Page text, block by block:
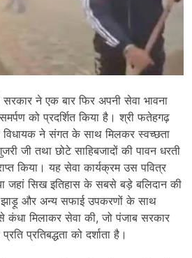
ने एक बार फिर अपनी सेवा भावना
को प्रदर्शित किया है। श्री फतेहगढ़
विधायक ने संगत के साथ मिलकर स्वच्छता
जी तथा छोटे साहिबजादों की पावन धरती
किया। यह सेवा कार्यक्रम उस पवित्र
जहां सिख इतिहास के सबसे बड़े बलिदान की
झाड़ू और अन्य सफाई उपकरणों के साथ
मिलाकर सेवा की, जो पंजाब सरकार
प्रतिबद्धता को दर्शाता है।